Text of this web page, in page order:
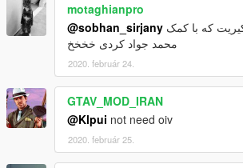
motaghianpro
@sobhan_sirjany
محمد جواد کردی خخخخ
2020. február 24.
GTAV_MOD_IRAN
@Klpui not need oiv
2020. február 25.